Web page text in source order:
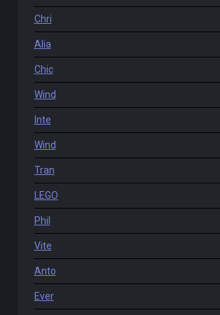
Chri
Alia
Chic
Wind
Inte
Wind
Tran
LEGO
Phil
Vite
Anto
Ever